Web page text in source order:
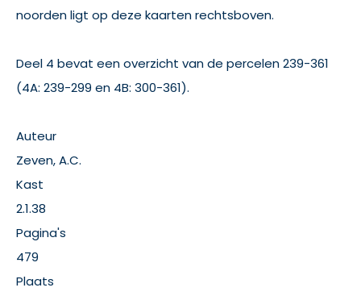
noorden ligt op deze kaarten rechtsboven.
Deel 4 bevat een overzicht van de percelen 239-361
(4A: 239-299 en 4B: 300-361).
Auteur
Zeven, A.C.
Kast
2.1.38
Pagina's
479
Plaats